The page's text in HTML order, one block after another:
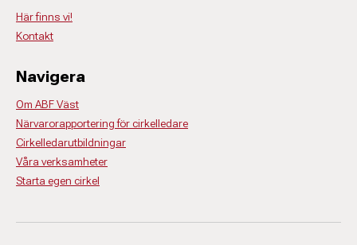
Här finns vi!
Kontakt
Navigera
Om ABF Väst
Närvarorapportering för cirkelledare
Cirkelledarutbildningar
Våra verksamheter
Starta egen cirkel